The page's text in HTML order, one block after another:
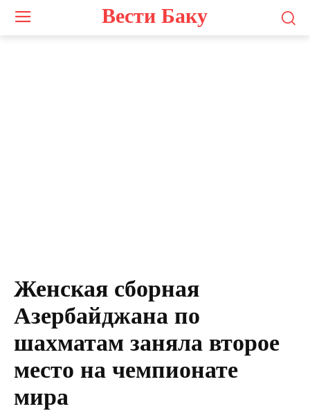
Вести Баку
Женская сборная
Азербайджана по
шахматам заняла второе
место на чемпионате
мира